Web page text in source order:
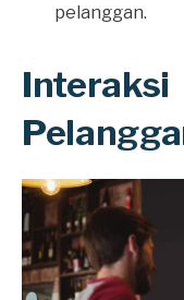
pelanggan.